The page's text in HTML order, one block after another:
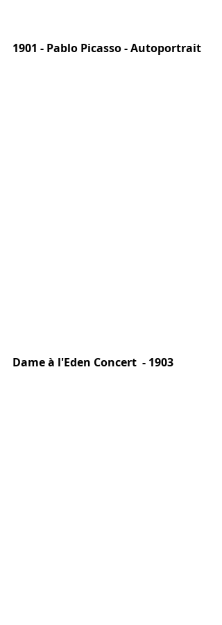
1901 - Pablo Picasso - Autoportrait
Dame à l'Eden Concert  - 1903